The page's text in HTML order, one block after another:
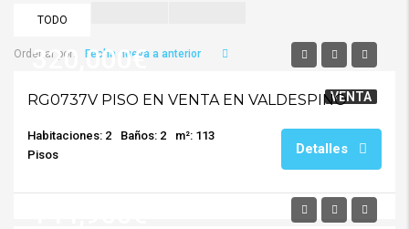
TODO
Ordenar por: Fecha nueva a anterior
VENTA
320,000€
RG0737V PISO EN VENTA EN VALDESPINO
Habitaciones: 2 Baños: 2
m²: 113
Pisos
Detalles